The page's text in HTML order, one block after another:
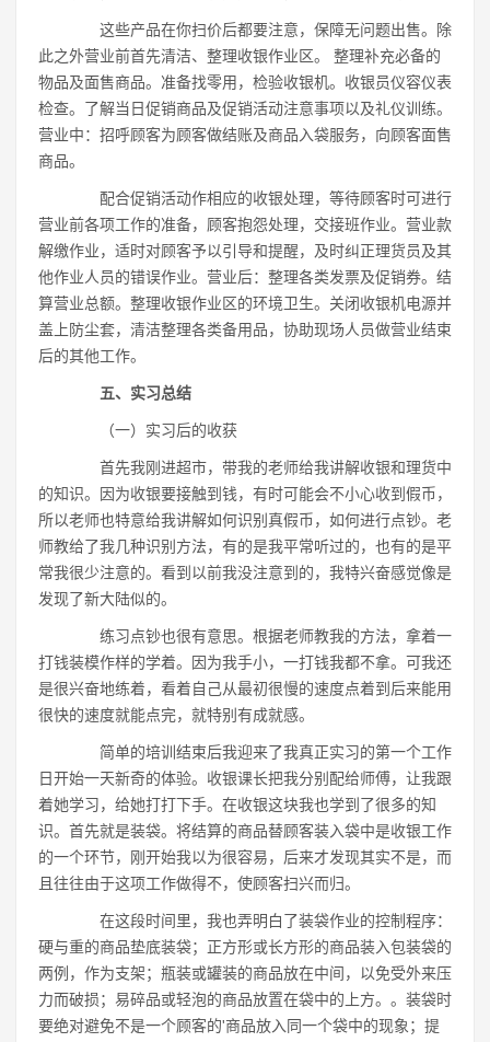
这些产品在你扫价后都要注意，保障无问题出售。除
此之外营业前首先清洁、整理收银作业区。 整理补充必备的
物品及面售商品。准备找零用，检验收银机。收银员仪容仪表
检查。了解当日促销商品及促销活动注意事项以及礼仪训练。
营业中：招呼顾客为顾客做结账及商品入袋服务，向顾客面售
商品。
配合促销活动作相应的收银处理，等待顾客时可进行
营业前各项工作的准备，顾客抱怨处理，交接班作业。营业款
解缴作业，适时对顾客予以引导和提醒，及时纠正理货员及其
他作业人员的错误作业。营业后：整理各类发票及促销券。结
算营业总额。整理收银作业区的环境卫生。关闭收银机电源并
盖上防尘套，清洁整理各类备用品，协助现场人员做营业结束
后的其他工作。
五、实习总结
（一）实习后的收获
首先我刚进超市，带我的老师给我讲解收银和理货中
的知识。因为收银要接触到钱，有时可能会不小心收到假币，
所以老师也特意给我讲解如何识别真假币，如何进行点钞。老
师教给了我几种识别方法，有的是我平常听过的，也有的是平
常我很少注意的。看到以前我没注意到的，我特兴奋感觉像是
发现了新大陆似的。
练习点钞也很有意思。根据老师教我的方法，拿着一
打钱装模作样的学着。因为我手小，一打钱我都不拿。可我还
是很兴奋地练着，看着自己从最初很慢的速度点着到后来能用
很快的速度就能点完，就特别有成就感。
简单的培训结束后我迎来了我真正实习的第一个工作
日开始一天新奇的体验。收银课长把我分别配给师傅，让我跟
着她学习，给她打打下手。在收银这块我也学到了很多的知
识。首先就是装袋。将结算的商品替顾客装入袋中是收银工作
的一个环节，刚开始我以为很容易，后来才发现其实不是，而
且往往由于这项工作做得不，使顾客扫兴而归。
在这段时间里，我也弄明白了装袋作业的控制程序：
硬与重的商品垫底装袋；正方形或长方形的商品装入包装袋的
两例，作为支架；瓶装或罐装的商品放在中间，以免受外来压
力而破损；易碎品或轻泡的商品放置在袋中的上方。。装袋时
要绝对避免不是一个顾客的'商品放入同一个袋中的现象；提